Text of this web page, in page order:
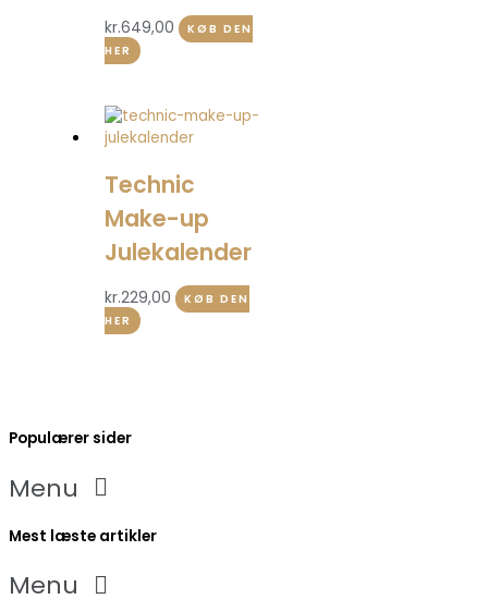
kr.649,00
KØB DEN
HER
Technic
Make-up
Julekalender
kr.229,00
KØB DEN
HER
Populærer sider
Menu
Mest læste artikler
Menu